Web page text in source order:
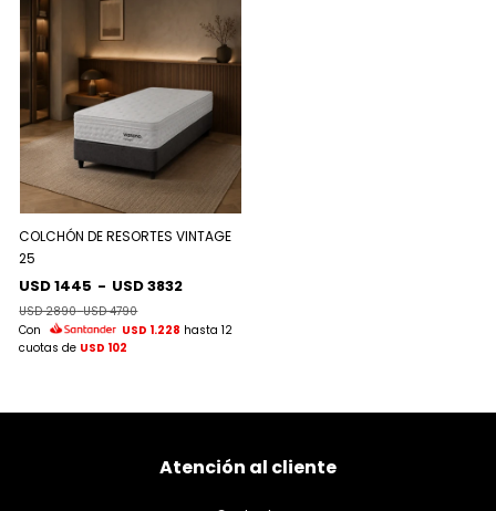
COLCHÓN DE RESORTES VINTAGE
25
USD 1445 - USD 3832
USD 2890-USD 4790
Con
USD 1.228 hasta 12
cuotas de USD 102
Atención al cliente